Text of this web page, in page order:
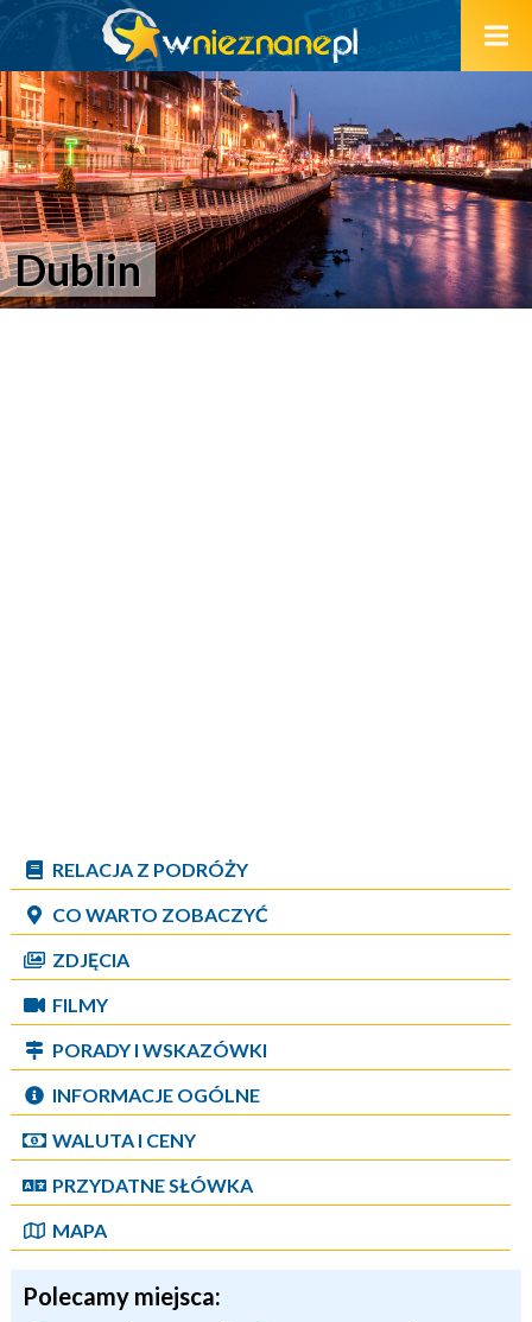
Dublin
RELACJA Z PODRÓŻY
CO WARTO ZOBACZYĆ
ZDJĘCIA
FILMY
PORADY I WSKAZÓWKI
INFORMACJE OGÓLNE
WALUTA I CENY
PRZYDATNE SŁÓWKA
MAPA
Polecamy miejsca: